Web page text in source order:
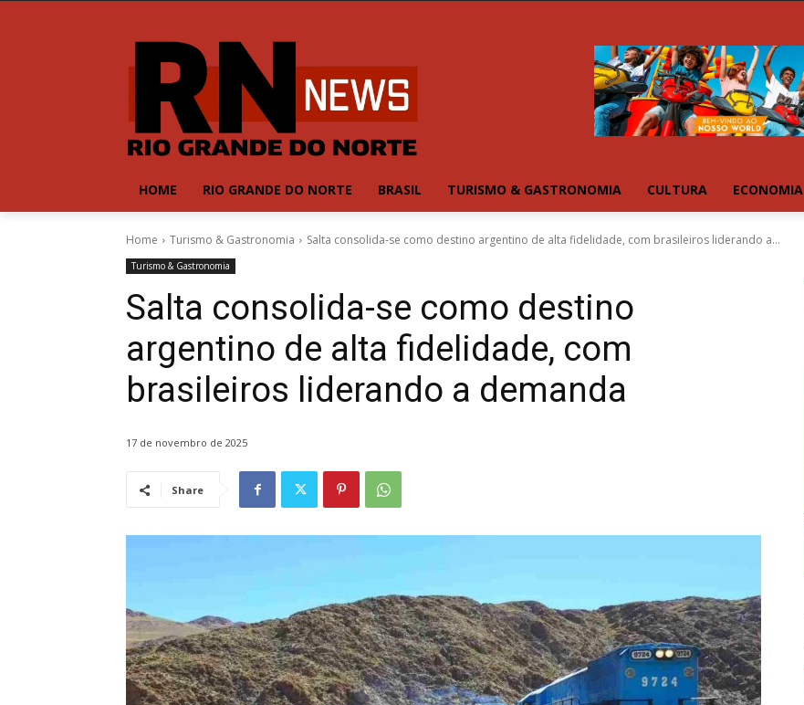
HOME RIO GRANDE DO NORTE BRASIL TURISMO & GASTRONOMIA CULTURA ECONOMIA
Home Turismo & Gastronomia Salta consolida-se como destino argentino de alta fidelidade, com brasileiros liderando a...
Turismo & Gastronomia
Salta consolida-se como destino
argentino de alta fidelidade, com
brasileiros liderando a demanda
17 de novembro de 2025
Share